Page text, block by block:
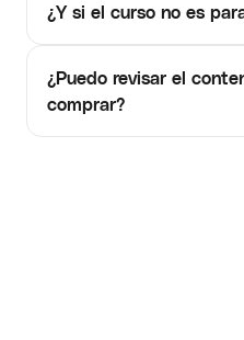
¿Y si el curso no es
¿Puedo revisar el
comprar?